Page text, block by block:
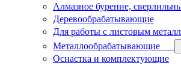
Алмазное бурение,
Деревообрабатывающие
Для работы с листовым
Металлообрабатывающие
Оснастка и комплектующие